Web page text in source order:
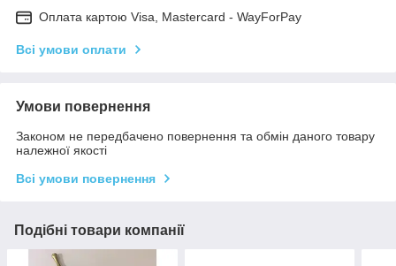
Оплата картою Visa, Mastercard - WayForPay
Всі умови оплати
Умови повернення
Законом не передбачено повернення та обмін даного товару
належної якості
Всі умови повернення
Подібні товари компанії